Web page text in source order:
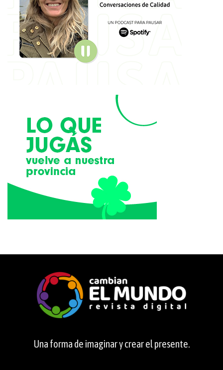
Una forma de imaginar y crear el presente.